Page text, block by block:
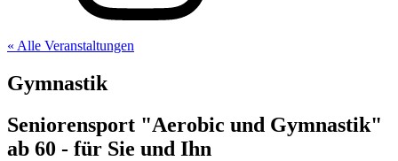
« Alle Veranstaltungen
Gymnastik
Seniorensport "Aerobic und Gymnastik"
ab 60 - für Sie und Ihn